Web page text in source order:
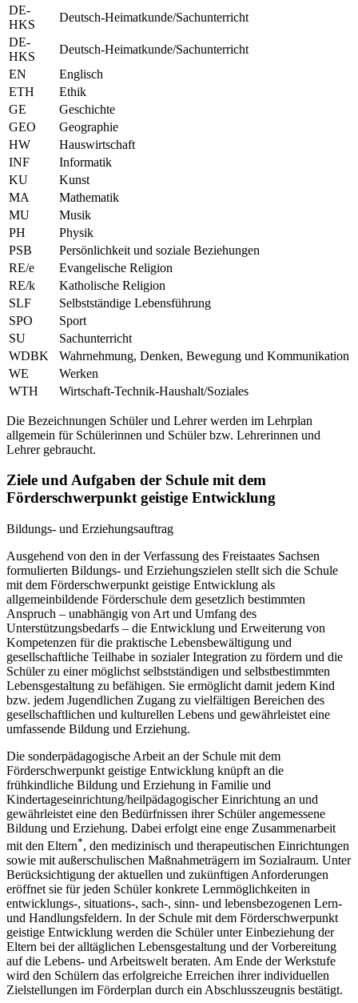
DE-
HKS
Deutsch-Heimatkunde/Sachunterricht
DE-
HKS
Deutsch-Heimatkunde/Sachunterricht
EN
Englisch
ETH
Ethik
GE
Geschichte
GEO
Geographie
HW
Hauswirtschaft
INF
Informatik
KU
Kunst
MA
Mathematik
MU
Musik
PH
Physik
PSB
Persönlichkeit und soziale Beziehungen
RE/e
Evangelische Religion
RE/k
Katholische Religion
SLF
Selbstständige Lebensführung
SPO
Sport
SU
Sachunterricht
WDBK
Wahrnehmung, Denken, Bewegung und Kommunikation
WE
Werken
WTH
Wirtschaft-Technik-Haushalt/Soziales
Die Bezeichnungen Schüler und Lehrer werden im Lehrplan
allgemein für Schülerinnen und Schüler bzw. Lehrerinnen und
Lehrer gebraucht.
Ziele und Aufgaben der Schule mit dem
Förderschwerpunkt geistige Entwicklung
Bildungs- und Erziehungsauftrag
Ausgehend von den in der Verfassung des Freistaates Sachsen
formulierten Bildungs- und Erziehungszielen stellt sich die Schule
mit dem Förderschwerpunkt geistige Entwicklung als
allgemeinbildende Förderschule dem gesetzlich bestimmten
Anspruch – unabhängig von Art und Umfang des
Unterstützungsbedarfs – die Entwicklung und Erweiterung von
Kompetenzen für die praktische Lebensbewältigung und
gesellschaftliche Teilhabe in sozialer Integration zu fördern und die
Schüler zu einer möglichst selbstständigen und selbstbestimmten
Lebensgestaltung zu befähigen. Sie ermöglicht damit jedem Kind
bzw. jedem Jugendlichen Zugang zu vielfältigen Bereichen des
gesellschaftlichen und kulturellen Lebens und gewährleistet eine
umfassende Bildung und Erziehung.
Die sonderpädagogische Arbeit an der Schule mit dem
Förderschwerpunkt geistige Entwicklung knüpft an die
frühkindliche Bildung und Erziehung in Familie und
Kindertageseinrichtung/heilpädagogischer Einrichtung an und
gewährleistet eine den Bedürfnissen ihrer Schüler angemessene
Bildung und Erziehung. Dabei erfolgt eine enge Zusammenarbeit
mit den Eltern*, den medizinisch und therapeutischen Einrichtungen
sowie mit außerschulischen Maßnahmeträgern im Sozialraum. Unter
Berücksichtigung der aktuellen und zukünftigen Anforderungen
eröffnet sie für jeden Schüler konkrete Lernmöglichkeiten in
entwicklungs-, situations-, sach-, sinn- und lebensbezogenen Lern-
und Handlungsfeldern. In der Schule mit dem Förderschwerpunkt
geistige Entwicklung werden die Schüler unter Einbeziehung der
Eltern bei der alltäglichen Lebensgestaltung und der Vorbereitung
auf die Lebens- und Arbeitswelt beraten. Am Ende der Werkstufe
wird den Schülern das erfolgreiche Erreichen ihrer individuellen
Zielstellungen im Förderplan durch ein Abschlusszeugnis bestätigt.